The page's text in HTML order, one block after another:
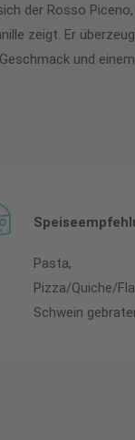
der Rosso
zeigt. Er
und
Pasta,
Pizza/Quiche/
Schwein